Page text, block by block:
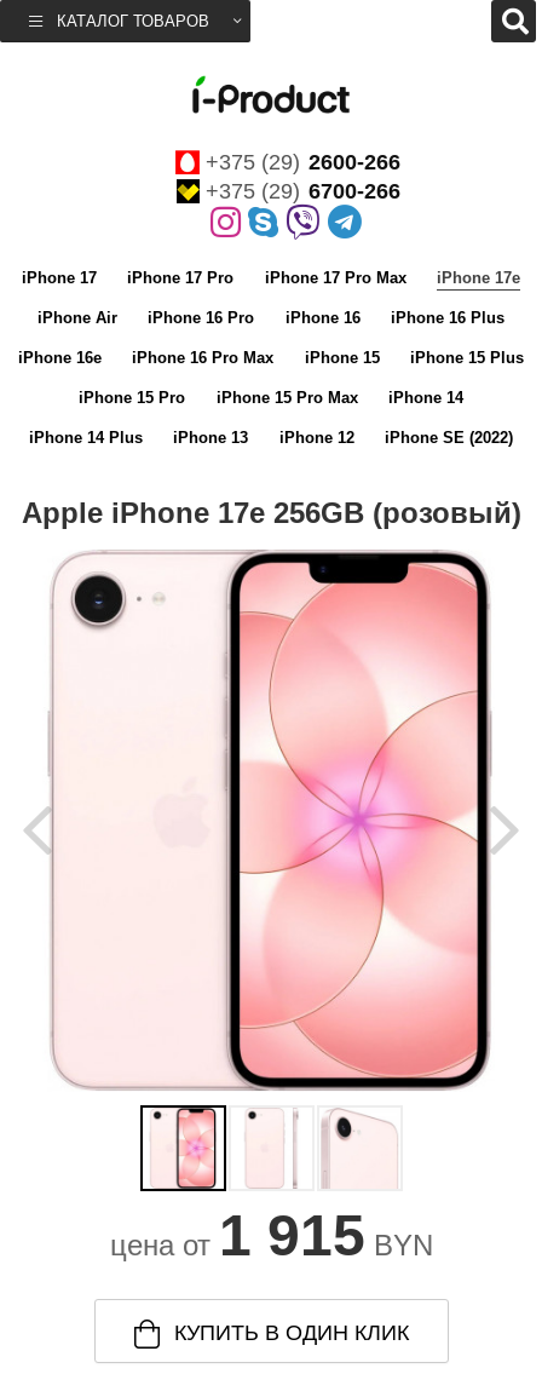
КАТАЛОГ ТОВАРОВ
+375 (29) 2600-266
+375 (29) 6700-266
iPhone 17 iPhone 17 Pro iPhone 17 Pro Max iPhone 17e
iPhone Air iPhone 16 Pro iPhone 16 iPhone 16 Plus
iPhone 16e iPhone 16 Pro Max iPhone 15 iPhone 15 Plus
iPhone 15 Pro iPhone 15 Pro Max iPhone 14
iPhone 14 Plus iPhone 13 iPhone 12 iPhone SE (2022)
Apple iPhone 17e 256GB (розовый)
цена от 1 915 BYN
КУПИТЬ В ОДИН КЛИК